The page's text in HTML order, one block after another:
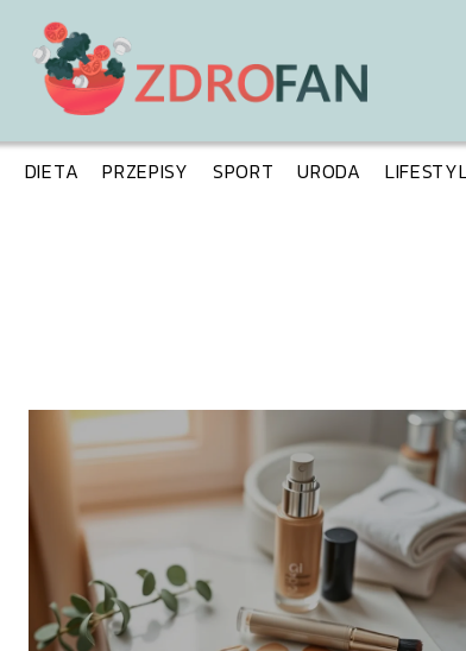
DIETA PRZEPISY SPORT URODA